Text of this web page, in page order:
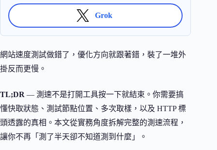
Grok
網站速度測試做錯了，優化方向就跟著錯，裝了一堆外
掛反而更慢。
TL;DR — 測速不是打開工具按一下就結束。你需要搞
懂快取狀態、測試節點位置、多次取樣，以及 HTTP 標
頭透露的真相。本文從實務角度拆解完整的測速流程，
讓你不再「測了半天卻不知道測到什麼」。